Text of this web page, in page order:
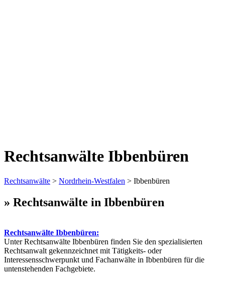
Rechtsanwälte Ibbenbüren
Rechtsanwälte > Nordrhein-Westfalen > Ibbenbüren
» Rechtsanwälte in Ibbenbüren
Rechtsanwälte Ibbenbüren:
Unter Rechtsanwälte Ibbenbüren finden Sie den spezialisierten
Rechtsanwalt gekennzeichnet mit Tätigkeits- oder
Interessensschwerpunkt und Fachanwälte in Ibbenbüren für die
untenstehenden Fachgebiete.